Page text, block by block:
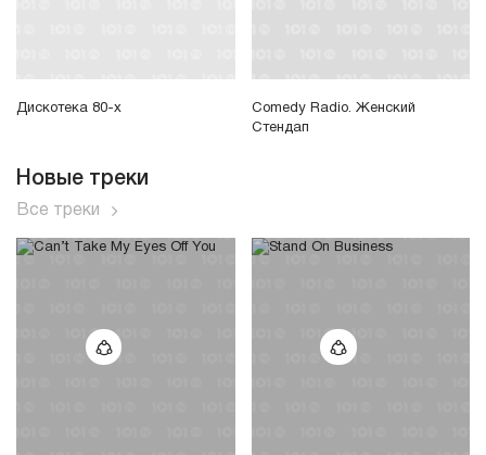
Дискотека 80-х
Comedy Radio. Женский
Стендап
Новые треки
Все треки